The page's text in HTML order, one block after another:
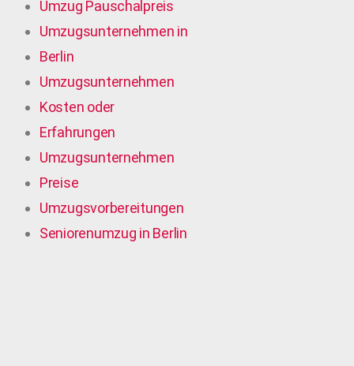
Umzug Pauschalpreis
Umzugsunternehmen in
Berlin
Umzugsunternehmen
Kosten oder
Erfahrungen
Umzugsunternehmen
Preise
Umzugsvorbereitungen
Seniorenumzug in Berlin